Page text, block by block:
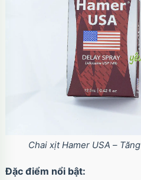
Ốp lưng iPhone 17 Pro
OPC17PR trị giá70.000₫
Ốp lưng MagSafe iPhone
Chai xịt Hamer USA –
Đặc điểm nổi bật: